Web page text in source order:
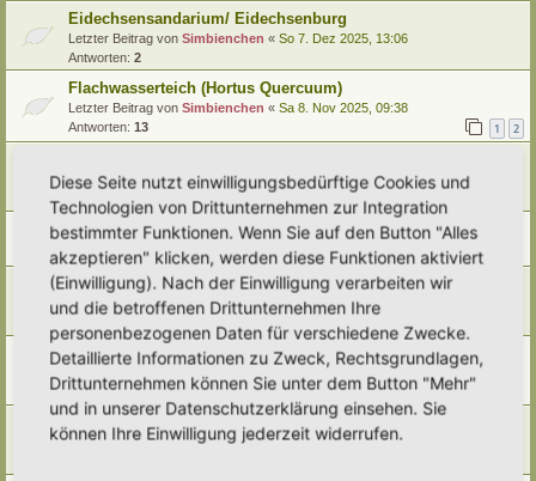
Eidechsensandarium/ Eidechsenburg
Letzter Beitrag von Simbienchen « So 7. Dez 2025, 13:06
Antworten: 2
Flachwasserteich (Hortus Quercuum)
Letzter Beitrag von Simbienchen « Sa 8. Nov 2025, 09:38
Antworten: 13 1 2
Letzter Beitrag von Poco Loco«Mi 5. Nov 2025, 17:45
Antworten:
Eidechsenburg...
Letzter Beitrag von Gartenfreund Fr 23. Mai 2025, 15:55
Käferkeller...
Letzter Beitrag vonSimbienchen«Fr 23. Mai 2025, 15:40
Hochbeet aus Dachpfannen im Hortus roboris animi et pax
Letzter Beitrag von Simbienchen «
Mi 12. Mär 2025, 21:17
Antworten:4
Kürbis als Haloweenlicht
Letzter Beitrag vonAmarille«Di 29. Okt 2024, 16:12
Diese Seite nutzt einwilligungsbedürftige Cookies und
Technologien von Drittunternehmen zur Integration
bestimmter Funktionen. Wenn Sie auf den Button "Alles
akzeptieren" klicken, werden diese Funktionen aktiviert
(Einwilligung). Nach der Einwilligung verarbeiten wir
und die betroffenen Drittunternehmen Ihre
personenbezogenen Daten für verschiedene Zwecke.
Detaillierte Informationen zu Zweck, Rechtsgrundlagen,
Drittunternehmen können Sie unter dem Button "Mehr"
und in unserer Datenschutzerklärung einsehen. Sie
können Ihre Einwilligung jederzeit widerrufen.